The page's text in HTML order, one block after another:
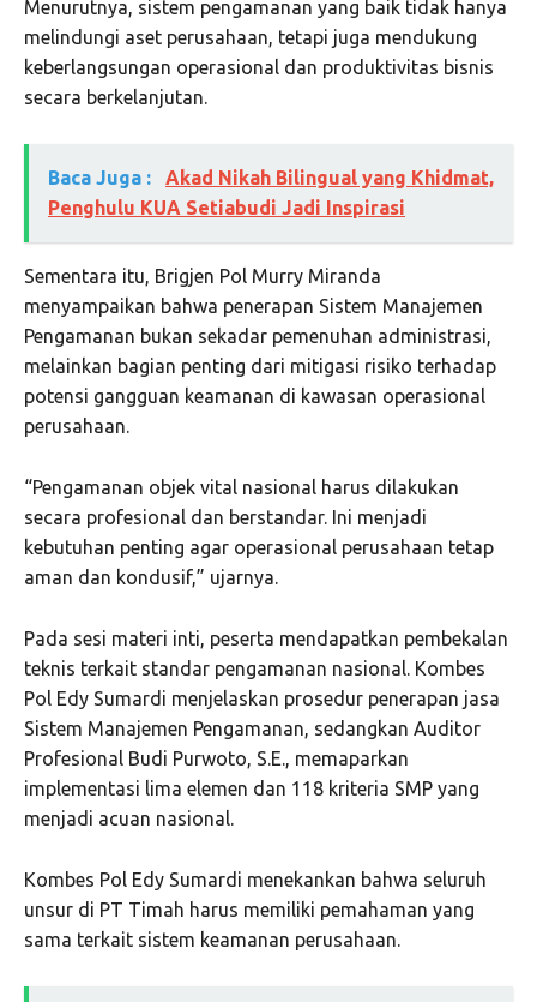
Menurutnya, sistem pengamanan yang baik tidak hanya
melindungi aset perusahaan, tetapi juga mendukung
keberlangsungan operasional dan produktivitas bisnis
secara berkelanjutan.
Baca Juga :
Akad Nikah Bilingual yang Khidmat,
Penghulu KUA Setiabudi Jadi Inspirasi
Sementara itu, Brigjen Pol Murry Miranda
menyampaikan bahwa penerapan Sistem Manajemen
Pengamanan bukan sekadar pemenuhan administrasi,
melainkan bagian penting dari mitigasi risiko terhadap
potensi gangguan keamanan di kawasan operasional
perusahaan.
“Pengamanan objek vital nasional harus dilakukan
secara profesional dan berstandar. Ini menjadi
kebutuhan penting agar operasional perusahaan tetap
aman dan kondusif,” ujarnya.
Pada sesi materi inti, peserta mendapatkan pembekalan
teknis terkait standar pengamanan nasional. Kombes
Pol Edy Sumardi menjelaskan prosedur penerapan jasa
Sistem Manajemen Pengamanan, sedangkan Auditor
Profesional Budi Purwoto, S.E., memaparkan
implementasi lima elemen dan 118 kriteria SMP yang
menjadi acuan nasional.
Kombes Pol Edy Sumardi menekankan bahwa seluruh
unsur di PT Timah harus memiliki pemahaman yang
sama terkait sistem keamanan perusahaan.